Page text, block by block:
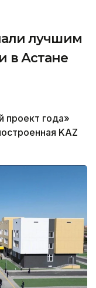
лучшим
в Астане
проект года»
KAZ